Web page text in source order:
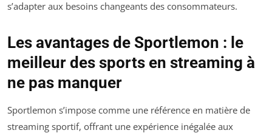
s’adapter aux besoins changeants des consommateurs.
Les avantages de Sportlemon : le
meilleur des sports en streaming à
ne pas manquer
Sportlemon s’impose comme une référence en matière de
streaming sportif, offrant une expérience inégalée aux